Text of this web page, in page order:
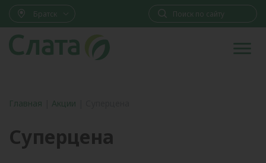
Братск
Главная Акции
Суперцена